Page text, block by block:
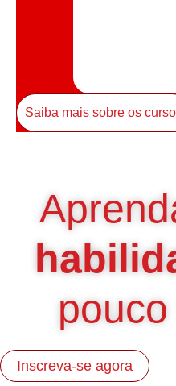
Saiba mais sobre os
Inscreva-se agora